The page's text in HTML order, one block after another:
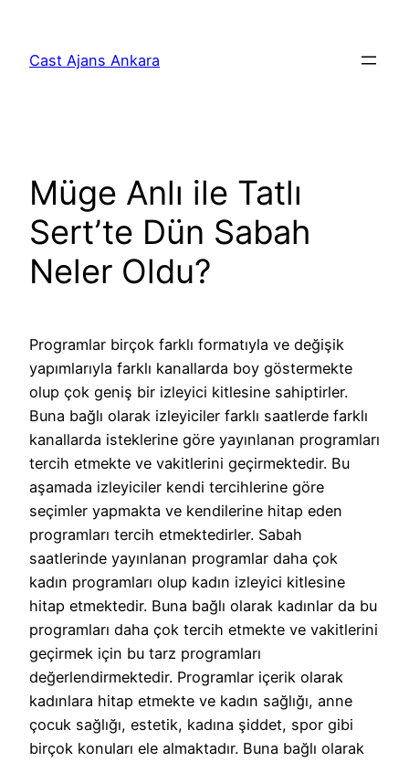
Cast Ajans Ankara
Müge Anlı ile Tatlı
Sert’te Dün Sabah
Neler Oldu?
Programlar birçok farklı formatıyla ve değişik
yapımlarıyla farklı kanallarda boy göstermekte
olup çok geniş bir izleyici kitlesine sahiptirler.
Buna bağlı olarak izleyiciler farklı saatlerde farklı
kanallarda isteklerine göre yayınlanan programları
tercih etmekte ve vakitlerini geçirmektedir. Bu
aşamada izleyiciler kendi tercihlerine göre
seçimler yapmakta ve kendilerine hitap eden
programları tercih etmektedirler. Sabah
saatlerinde yayınlanan programlar daha çok
kadın programları olup kadın izleyici kitlesine
hitap etmektedir. Buna bağlı olarak kadınlar da bu
programları daha çok tercih etmekte ve vakitlerini
geçirmek için bu tarz programları
değerlendirmektedir. Programlar içerik olarak
kadınlara hitap etmekte ve kadın sağlığı, anne
çocuk sağlığı, estetik, kadına şiddet, spor gibi
birçok konuları ele almaktadır. Buna bağlı olarak